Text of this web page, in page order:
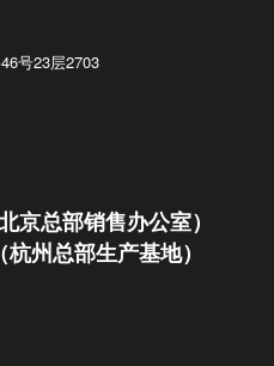
号23层2703
京总部销售办公室）
州总部生产基地）